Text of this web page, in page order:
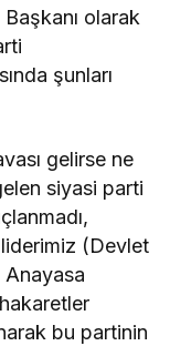
Başkanı olarak
şunları
gelirse ne
siyasi parti
liderimiz (Devlet
Anayasa
bu partinin